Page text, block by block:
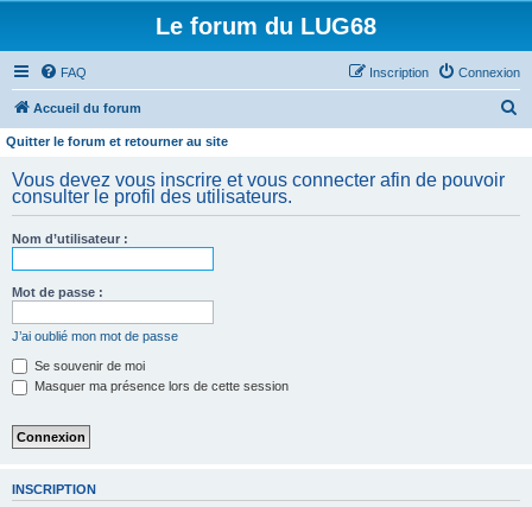
Le forum du LUG68
FAQ Connexion
Inscription
Accueil du forum
e
Quitter le forum et retourner au site
Vous devez vous inscrire et vous connecter afin de pouvoir
consulter le profil des utilisateurs.
Nom d’utilisateur :
Mot de passe :
J’ai oublié mon mot de passe
Se souvenir de moi
Masquer ma présence lors de cette session
INSCRIPTION